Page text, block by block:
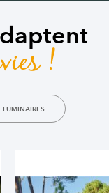
!
LUMINAIRES